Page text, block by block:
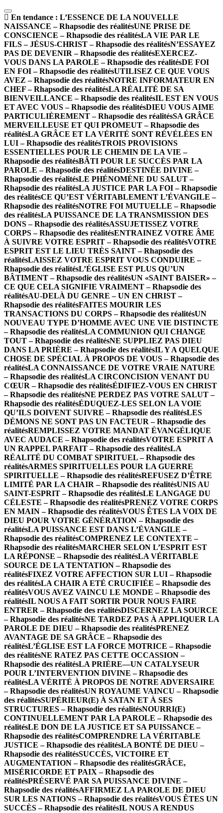
En tendance : L’ESSENCE DE LA NOUVELLE
NAISSANCE – Rhapsodie des réalitésUNE PRISE DE
CONSCIENCE – Rhapsodie des réalitésLA VIE PAR LE
FILS – JÉSUS-CHRIST – Rhapsodie des réalitésN’ESSAYEZ
PAS DE DEVENIR – Rhapsodie des réalitésEXERCEZ-
VOUS DANS LA PAROLE – Rhapsodie des réalitésDE FOI
EN FOI – Rhapsodie des réalitésUTILISEZ CE QUE VOUS
AVEZ – Rhapsodie des réalitésNOTRE INFORMATEUR EN
CHEF – Rhapsodie des réalitésLA RÉALITÉ DE SA
BIENVEILLANCE – Rhapsodie des réalitésIL EST EN VOUS
ET AVEC VOUS – Rhapsodie des réalitésDIEU VOUS AIME
PARTICULIÈREMENT – Rhapsodie des réalitésSA GRÂCE
MERVEILLEUSE ET QUI PROMEUT – Rhapsodie des
réalitésLA GRÂCE ET LA VÉRITÉ SONT RÉVÉLÉES EN
LUI – Rhapsodie des réalitésTROIS PROVISIONS
ESSENTIELLES POUR LE CHEMIN DE LA VIE –
Rhapsodie des réalitésBÂTI POUR LE SUCCÈS PAR LA
PAROLE – Rhapsodie des réalitésDESTINÉE DIVINE –
Rhapsodie des réalitésLE PHÉNOMÈNE DU SALUT –
Rhapsodie des réalitésLA JUSTICE PAR LA FOI – Rhapsodie
des réalitésCE QU’EST VÉRITABLEMENT L’ÉVANGILE –
Rhapsodie des réalitésNOTRE FOI MUTUELLE – Rhapsodie
des réalitésLA PUISSANCE DE LA TRANSMISSION DES
DONS – Rhapsodie des réalitésASSUJETISSEZ VOTRE
CORPS – Rhapsodie des réalitésENTRAINEZ VOTRE ÂME
À SUIVRE VOTRE ESPRIT – Rhapsodie des réalitésVOTRE
ESPRIT EST LE LIEU TRÈS SAINT – Rhapsodie des
réalitésLAISSEZ VOTRE ESPRIT VOUS CONDUIRE –
Rhapsodie des réalitésL’ÉGLISE EST PLUS QU’UN
BÂTIMENT – Rhapsodie des réalitésUN «SAINT BAISER» –
CE QUE CELA SIGNIFIE VRAIMENT – Rhapsodie des
réalitésAU-DELÀ DU GENRE – UN EN CHRIST –
Rhapsodie des réalitésFAITES MOURIR LES
TRANSACTIONS DU CORPS – Rhapsodie des réalitésUN
NOUVEAU TYPE D’HOMME AVEC UNE VIE DISTINCTE
– Rhapsodie des réalitésLA COMMUNION QUI CHANGE
TOUT – Rhapsodie des réalitésNE SUPPLIEZ PAS DIEU
DANS LA PRIÈRE – Rhapsodie des réalitésIL Y A QUELQUE
CHOSE DE SPÉCIAL À PROPOS DE VOUS – Rhapsodie des
réalitésLA CONNAISSANCE DE VOTRE VRAIE NATURE
– Rhapsodie des réalitésLA CIRCONCISION VENANT DU
CŒUR – Rhapsodie des réalitésÉDIFIEZ-VOUS EN CHRIST
– Rhapsodie des réalitésNE PERDEZ PAS VOTRE SALUT –
Rhapsodie des réalitésÉDUQUEZ-LES SELON LA VOIE
QU’ILS DOIVENT SUIVRE – Rhapsodie des réalitésLES
DÉMONS NE SONT PAS UN FACTEUR – Rhapsodie des
réalitésREMPLISSEZ VOTRE MANDAT ÉVANGÉLIQUE
AVEC AUDACE – Rhapsodie des réalitésVOTRE ESPRIT A
UN RAPPEL PARFAIT – Rhapsodie des réalitésLA
RÉALITÉ DU COMBAT SPIRITUEL – Rhapsodie des
réalitésARMES SPIRITUELLES POUR LA GUERRE
SPIRITUELLE – Rhapsodie des réalitésREFUSEZ D’ÊTRE
LIMITÉ PAR LA CHAIR – Rhapsodie des réalitésUNIS AU
SAINT-ESPRIT – Rhapsodie des réalitésLE LANGAGE DU
CÉLESTE – Rhapsodie des réalitésPRENEZ VOTRE CORPS
EN MAIN – Rhapsodie des réalitésVOUS ÊTES LA VOIX DE
DIEU POUR VOTRE GÉNÉRATION – Rhapsodie des
réalitésLA PUISSANCE EST DANS L’ÉVANGILE –
Rhapsodie des réalitésCOMPRENEZ LE CONTEXTE –
Rhapsodie des réalitésMARCHER SELON L’ESPRIT EST
LA RÉPONSE – Rhapsodie des réalitésLA VÉRITABLE
SOURCE DE LA TENTATION – Rhapsodie des
réalitésFIXEZ VOTRE AFFECTION SUR LUI – Rhapsodie
des réalitésLA CHAIR A ETÉ CRUCIFIÉE – Rhapsodie des
réalitésVOUS AVEZ VAINCU LE MONDE – Rhapsodie des
réalitésIL NOUS A FAIT SORTIR POUR NOUS FAIRE
ENTRER – Rhapsodie des réalitésDISCERNEZ LA SOURCE
– Rhapsodie des réalitésNE TARDEZ PAS À APPLIQUER LA
PAROLE DE DIEU – Rhapsodie des réalitésPRENEZ
AVANTAGE DE SA GRÂCE – Rhapsodie des
réalitésL’ÉGLISE EST LA FORCE MOTRICE – Rhapsodie
des réalitésNE RATEZ PAS CETTE OCCASSION –
Rhapsodie des réalitésLA PRIÈRE—UN CATALYSEUR
POUR L’INTERVENTION DIVINE – Rhapsodie des
réalitésLA VÉRITÉ À PROPOS DE NOTRE ADVERSAIRE
– Rhapsodie des réalitésUN ROYAUME VAINCU – Rhapsodie
des réalitésSUPÉRIEUR(E) À SATAN ET À SES
STRUCTURES – Rhapsodie des réalitésNOURRI(E)
CONTINUELLEMENT PAR LA PAROLE – Rhapsodie des
réalitésLE DON DE LA JUSTICE ET SA PUISSANCE –
Rhapsodie des réalitésCOMPRENDRE LA VÉRITABLE
JUSTICE – Rhapsodie des réalitésLA BONTÉ DE DIEU –
Rhapsodie des réalitésSUCCÈS, VICTOIRE ET
AUGMENTATION – Rhapsodie des réalitésGRÂCE,
MISÉRICORDE ET PAIX – Rhapsodie des
réalitésPRÉSERVÉ PAR SA PUISSANCE DIVINE –
Rhapsodie des réalitésAFFIRMEZ LA PAROLE DE DIEU
SUR LES NATIONS – Rhapsodie des réalitésVOUS ÊTES UN
SUCCÈS – Rhapsodie des réalitésIL NOUS A RENDUS